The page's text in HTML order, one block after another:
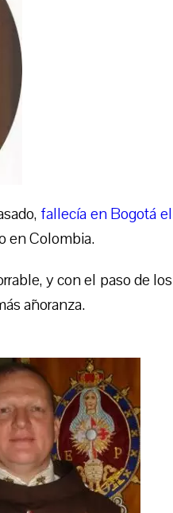
fallecía en Bogotá el
en Colombia.
y con el paso de los
añoranza.